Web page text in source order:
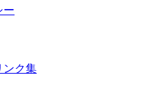
ー
ンク集